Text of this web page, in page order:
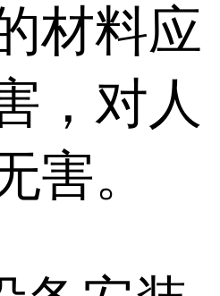
材料应
，对人
害。